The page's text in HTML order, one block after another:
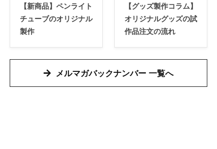
【新商品】ペンライト
チューブのオリジナル
製作
【グッズ製作コラム】
オリジナルグッズの試
作品注文の流れ
メルマガバックナンバー 一覧へ